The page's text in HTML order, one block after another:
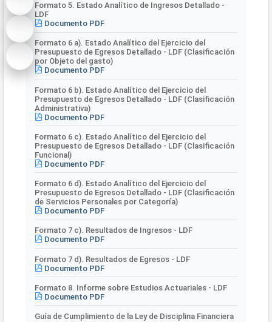
Formato 5. Estado Analítico de Ingresos Detallado -
LDF
Documento PDF
Formato 6 a). Estado Analítico del Ejercicio del
Presupuesto de Egresos Detallado - LDF (Clasificación
por Objeto del gasto)
Documento PDF
Formato 6 b). Estado Analítico del Ejercicio del
Presupuesto de Egresos Detallado - LDF (Clasificación
Administrativa)
Documento PDF
Formato 6 c). Estado Analítico del Ejercicio del
Presupuesto de Egresos Detallado - LDF (Clasificación
Funcional)
Documento PDF
Formato 6 d). Estado Analítico del Ejercicio del
Presupuesto de Egresos Detallado - LDF (Clasificación
de Servicios Personales por Categoría)
Documento PDF
Formato 7 c). Resultados de Ingresos - LDF
Documento PDF
Formato 7 d). Resultados de Egresos - LDF
Documento PDF
Formato 8. Informe sobre Estudios Actuariales - LDF
Documento PDF
Guía de Cumplimiento de la Ley de Disciplina Financiera